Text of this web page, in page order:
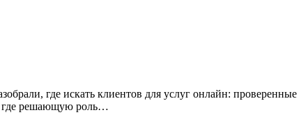
где искать клиентов для услуг онлайн: проверенные
где решающую роль…